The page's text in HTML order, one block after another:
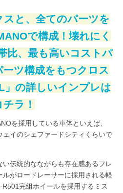
と、全てのパーツを
で構成！壊れにく
比、最も高いコストパ
ツ構成をもつクロス
」の詳しいインプレは
チラ！
を採用している車体といえば、
ェイのシェファードシティくらいで
伝統的なながらも存在感あるフレ
がロードレーサーに採用される軽
完組ホイールを採用するミス